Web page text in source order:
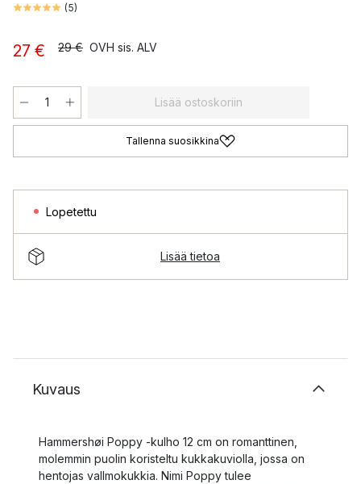
(5)
27 € 29 € OVH sis. ALV
Lisää ostoskoriin
Tallenna suosikkina
Lopetettu
Lisää tietoa
Kuvaus
Hammershøi Poppy -kulho 12 cm on romanttinen,
molemmin puolin koristeltu kukkakuviolla, jossa on
hentojas vallmokukkia. Nimi Poppy tulee